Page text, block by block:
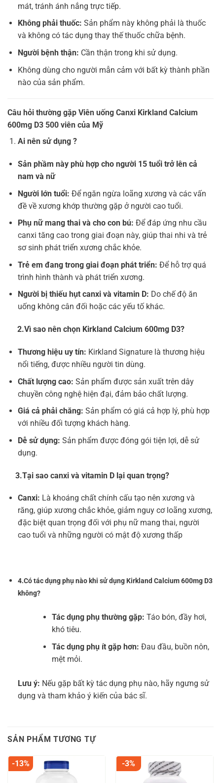
mát, tránh ánh nắng trực tiếp.
Không phải thuốc: Sản phẩm này không phải là thuốc
và không có tác dụng thay thế thuốc chữa bệnh.
Người bệnh thận: Cần thận trong khi sử dụng.
Không dùng cho người mẫn cảm với bất kỳ thành phần
nào của sản phẩm.
Câu hỏi thường gặp Viên uống Canxi Kirkland Calcium
600mg D3 500 viên của Mỹ
Ai nên sử dụng ?
Sản phầm này phù hợp cho người 15 tuổi trở lên cả
nam và nữ
Người lớn tuổi: Để ngăn ngừa loãng xương và các vấn
đề về xương khớp thường gặp ở người cao tuổi.
Phụ nữ mang thai và cho con bú: Để đáp ứng nhu cầu
canxi tăng cao trong giai đoạn này, giúp thai nhi và trẻ
sơ sinh phát triển xương chắc khỏe.
Trẻ em đang trong giai đoạn phát triển: Để hỗ trợ quá
trình hình thành và phát triển xương.
Người bị thiếu hụt canxi và vitamin D: Do chế độ ăn
uống không cân đối hoặc các yếu tố khác.
2.Vì sao nên chọn Kirkland Calcium 600mg D3?
Thương hiệu uy tín: Kirkland Signature là thương hiệu
nổi tiếng, được nhiều người tin dùng.
Chất lượng cao: Sản phẩm được sản xuất trên dây
chuyền công nghệ hiện đại, đảm bảo chất lượng.
Giá cả phải chăng: Sản phẩm có giá cả hợp lý, phù hợp
với nhiều đối tượng khách hàng.
Dễ sử dụng: Sản phẩm được đóng gói tiện lợi, dễ sử
dụng.
3.Tại sao canxi và vitamin D lại quan trọng?
Canxi: Là khoáng chất chính cấu tạo nên xương và
răng, giúp xương chắc khỏe, giảm nguy cơ loãng xương,
đặc biệt quan trọng đối với phụ nữ mang thai, người
cao tuổi và những người có mật độ xương thấp
4.Có tác dụng phụ nào khi sử dụng Kirkland Calcium 600mg D3
không?
Tác dụng phụ thường gặp: Táo bón, đầy hơi,
khó tiêu.
Tác dụng phụ ít gặp hơn: Đau đầu, buồn nôn,
mệt mỏi.
Lưu ý: Nếu gặp bất kỳ tác dụng phụ nào, hãy ngưng sử
dụng và tham khảo ý kiến của bác sĩ.
SẢN PHẨM TƯƠNG TỰ
-13% -3%